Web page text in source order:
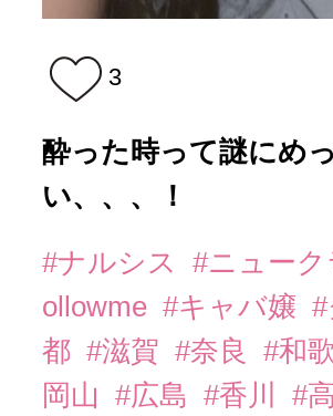
3
酔った時って謎にめ
い、、、！
#ナルシス #ニューク
ollowme #キャバ嬢
都 #滋賀 #奈良 #和
岡山
#広島 #香川 #